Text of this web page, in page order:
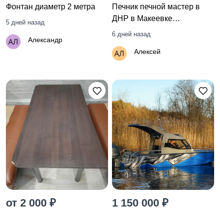
Фонтан диаметр 2 метра
5 дней назад
Александр
Печник печной мастер в
ДНР в Макеевке
+79493948965
6 дней назад
Алексей
от 2 000 ₽ 1 150 000 ₽